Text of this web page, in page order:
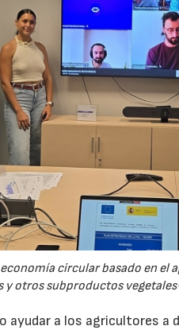
circular basado en
y otros subproductos
ayudar a los agricultores